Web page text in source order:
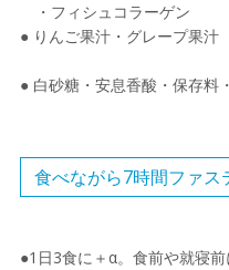
・フィシュコラーゲン
● りんご果汁・グレープ果汁
● 白砂糖・安息香酸・保存
食べながら7時間ファ
●1日3食に＋α。食前や就寝前